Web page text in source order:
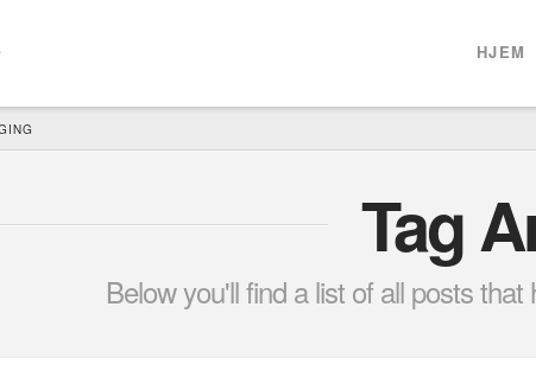
HJEM
Tag
Below you'll find a list of all posts